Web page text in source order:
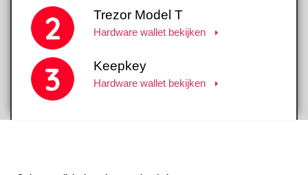
Trezor Model T
Hardware wallet bekijken
Keepkey
Hardware wallet bekijken